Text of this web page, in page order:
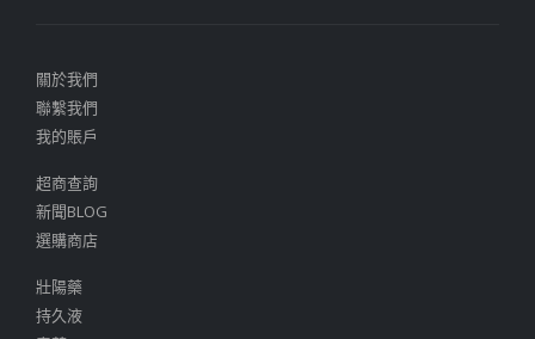
關於我們
聯繫我們
我的賬戶
超商查詢
新聞BLOG
選購商店
壯陽藥
持久液